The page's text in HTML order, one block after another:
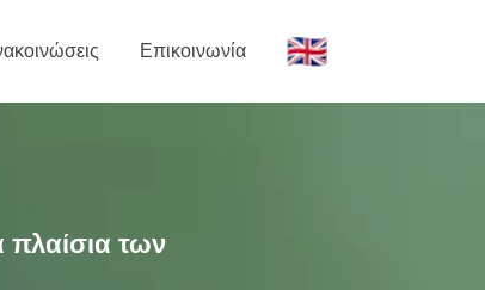
Επικοινωνία
E
n
πλαίσια των